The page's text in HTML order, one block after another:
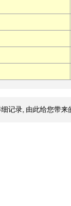
记录, 由此给您带来